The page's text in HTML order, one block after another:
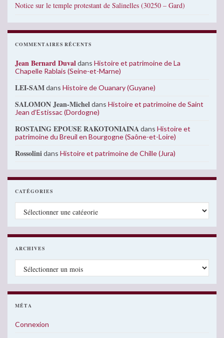
Notice sur le temple protestant de Salinelles (30250 – Gard)
COMMENTAIRES RÉCENTS
Jean Bernard Duvaldans Histoire et patrimoine de La
Chapelle Rablais (Seine-et-Marne)
LEI-SAMdans Histoire de Ouanary (Guyane)
SALOMON Jean-Micheldans Histoire et patrimoine de Saint
Jean d’Estissac (Dordogne)
ROSTAING EPOUSE RAKOTONIAINAdans Histoire et
patrimoine du Breuil en Bourgogne (Saône-et-Loire)
Rossolinidans Histoire et patrimoine de Chille (Jura)
CATÉGORIES
Catégories
ARCHIVES
Archives
MÉTA
Connexion